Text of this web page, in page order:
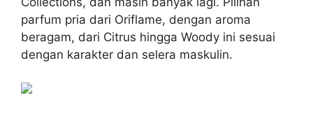
parfum pria dari Oriflame, dengan aroma
beragam, dari Citrus hingga Woody ini sesuai
dengan karakter dan selera maskulin.